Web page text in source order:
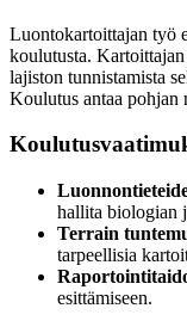
Luontokartoittajan työ
koulutusta.
lajiston tunnistamista
Koulutus antaa pohjan
hallita biologian
Terrain
tarpeellisia
esittämiseen.